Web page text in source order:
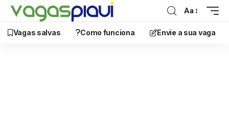
Aa
Vagas salvas Como funciona Envie a sua vaga